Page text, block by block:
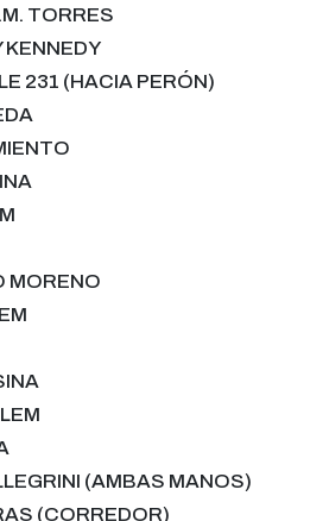
.M. TORRES
KENNEDY
231 (HACIA PERÓN)
MORENO
(AMBAS MANOS)
(CORREDOR)